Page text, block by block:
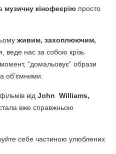
музичну кінофеєріюпросто
живим, захоплюючим,
веде нас за собою крізь
“домальовує” образи
об’ємними.
від John Williams,
вже справжньою
себе частиною улюблених